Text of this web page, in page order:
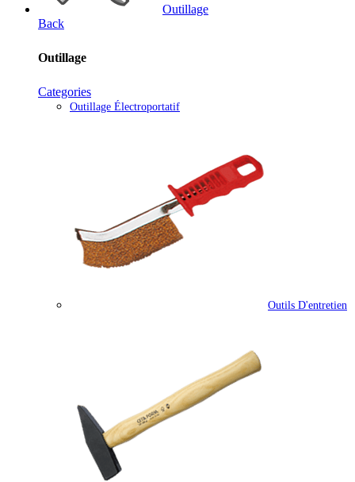
Outillage
Back
Outillage
Categories
Outillage Électroportatif
Outils D'entretien